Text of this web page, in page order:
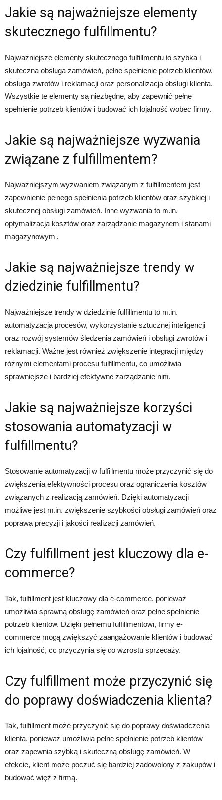
Jakie są najważniejsze elementy
skutecznego fulfillmentu?
Najważniejsze elementy skutecznego fulfillmentu to szybka i
skuteczna obsługa zamówień, pełne spełnienie potrzeb klientów,
obsługa zwrotów i reklamacji oraz personalizacja obsługi klienta.
Wszystkie te elementy są niezbędne, aby zapewnić pełne
spełnienie potrzeb klientów i budować ich lojalność wobec firmy.
Jakie są najważniejsze wyzwania
związane z fulfillmentem?
Najważniejszym wyzwaniem związanym z fulfillmentem jest
zapewnienie pełnego spełnienia potrzeb klientów oraz szybkiej i
skutecznej obsługi zamówień. Inne wyzwania to m.in.
optymalizacja kosztów oraz zarządzanie magazynem i stanami
magazynowymi.
Jakie są najważniejsze trendy w
dziedzinie fulfillmentu?
Najważniejsze trendy w dziedzinie fulfillmentu to m.in.
automatyzacja procesów, wykorzystanie sztucznej inteligencji
oraz rozwój systemów śledzenia zamówień i obsługi zwrotów i
reklamacji. Ważne jest również zwiększenie integracji między
różnymi elementami procesu fulfillmentu, co umożliwia
sprawniejsze i bardziej efektywne zarządzanie nim.
Jakie są najważniejsze korzyści
stosowania automatyzacji w
fulfillmentu?
Stosowanie automatyzacji w fulfillmentu może przyczynić się do
zwiększenia efektywności procesu oraz ograniczenia kosztów
związanych z realizacją zamówień. Dzięki automatyzacji
możliwe jest m.in. zwiększenie szybkości obsługi zamówień oraz
poprawa precyzji i jakości realizacji zamówień.
Czy fulfillment jest kluczowy dla e-
commerce?
Tak, fulfillment jest kluczowy dla e-commerce, ponieważ
umożliwia sprawną obsługę zamówień oraz pełne spełnienie
potrzeb klientów. Dzięki pełnemu fulfillmentowi, firmy e-
commerce mogą zwiększyć zaangażowanie klientów i budować
ich lojalność, co przyczynia się do wzrostu sprzedaży.
Czy fulfillment może przyczynić się
do poprawy doświadczenia klienta?
Tak, fulfillment może przyczynić się do poprawy doświadczenia
klienta, ponieważ umożliwia pełne spełnienie potrzeb klientów
oraz zapewnia szybką i skuteczną obsługę zamówień. W
efekcie, klient może poczuć się bardziej zadowolony z zakupów i
budować więź z firmą.